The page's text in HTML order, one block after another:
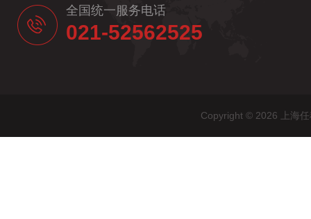
全国统一服务电话
021-52562525
Copyright © 2026 上海